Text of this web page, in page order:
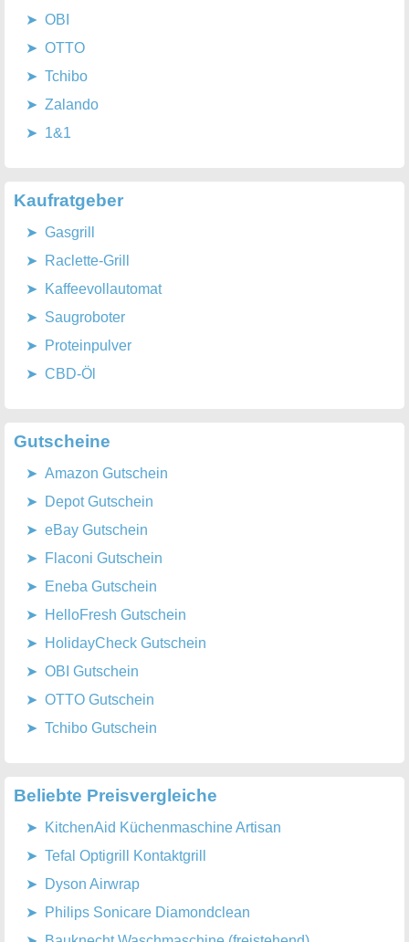
OBI
OTTO
Tchibo
Zalando
1&1
Kaufratgeber
Gasgrill
Raclette-Grill
Kaffeevollautomat
Saugroboter
Proteinpulver
CBD-Öl
Gutscheine
Amazon Gutschein
Depot Gutschein
eBay Gutschein
Flaconi Gutschein
Eneba Gutschein
HelloFresh Gutschein
HolidayCheck Gutschein
OBI Gutschein
OTTO Gutschein
Tchibo Gutschein
Beliebte Preisvergleiche
KitchenAid Küchenmaschine Artisan
Tefal Optigrill Kontaktgrill
Dyson Airwrap
Philips Sonicare Diamondclean